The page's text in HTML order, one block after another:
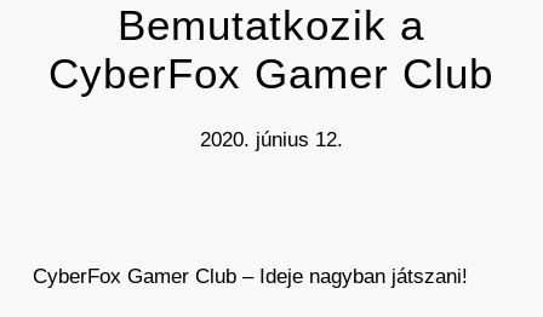
Bemutatkozik a
CyberFox Gamer Club
2020. június 12.
CyberFox Gamer Club – Ideje nagyban játszani!